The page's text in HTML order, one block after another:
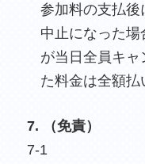
参加料の支払
中止になった
が当日全員キ
た料金は全額払
7. （免責）
7-1